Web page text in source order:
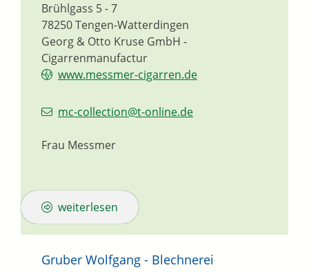
Georg & Otto Kruse GmbH -
Cigarrenmanufactur
Brühlgass 5 - 7
78250Tengen-Watterdingen
www.messmer-cigarren.de
mc-collection@t-online.de
Frau Messmer
weiterlesen
Gruber Wolfgang - Blechnerei